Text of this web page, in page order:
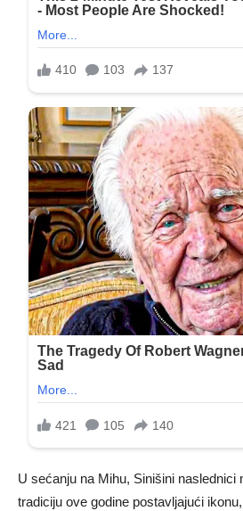
U sećanju na Mihu, Sinišini naslednici
tradiciju ove godine postavljajući